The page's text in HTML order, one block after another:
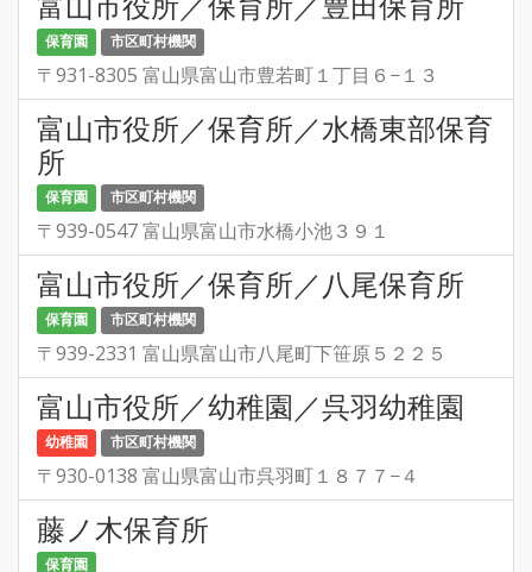
保育園 市区町村機関
〒931-8305 富山県富山市豊若町１丁目６−１３
富山市役所／保育所／水橋東部保育
所
保育園 市区町村機関
〒939-0547 富山県富山市水橋小池３９１
富山市役所／保育所／八尾保育所
保育園 市区町村機関
〒939-2331 富山県富山市八尾町下笹原５２２５
富山市役所／幼稚園／呉羽幼稚園
幼稚園 市区町村機関
〒930-0138 富山県富山市呉羽町１８７７−４
藤ノ木保育所
保育園